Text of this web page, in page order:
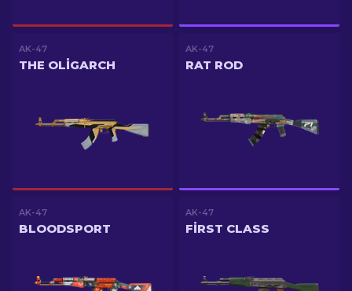
AK-47
THE OLIGARCH
AK-47
RAT ROD
AK-47
BLOODSPORT
AK-47
FIRST CLASS